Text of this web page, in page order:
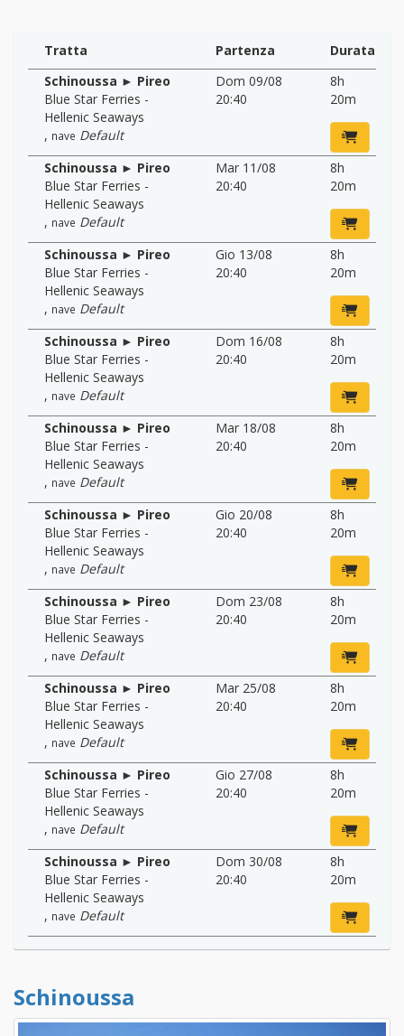
Tratta Partenza
Durata
Schinoussa ► Pireo
Blue Star Ferries -
Hellenic Seaways
, nave Default
Dom 09/08
20:40
8h
20m
Schinoussa ► Pireo
Blue Star Ferries -
Hellenic Seaways
, nave Default
Mar 11/08
20:40
8h
20m
Schinoussa ► Pireo
Blue Star Ferries -
Hellenic Seaways
, nave Default
Gio 13/08
20:40
8h
20m
Schinoussa ► Pireo
Blue Star Ferries -
Hellenic Seaways
, nave Default
Dom 16/08
20:40
8h
20m
Schinoussa ► Pireo
Blue Star Ferries -
Hellenic Seaways
, nave Default
Mar 18/08
20:40
8h
20m
Schinoussa ► Pireo
Blue Star Ferries -
Hellenic Seaways
, nave Default
Gio 20/08
20:40
8h
20m
Schinoussa ► Pireo
Blue Star Ferries -
Hellenic Seaways
, nave Default
Dom 23/08
20:40
8h
20m
Schinoussa ► Pireo
Blue Star Ferries -
Hellenic Seaways
, nave Default
Mar 25/08
20:40
8h
20m
Schinoussa ► Pireo
Blue Star Ferries -
Hellenic Seaways
, nave Default
Gio 27/08
20:40
8h
20m
Schinoussa ► Pireo
Blue Star Ferries -
Hellenic Seaways
, nave Default
Dom 30/08
20:40
8h
20m
Schinoussa